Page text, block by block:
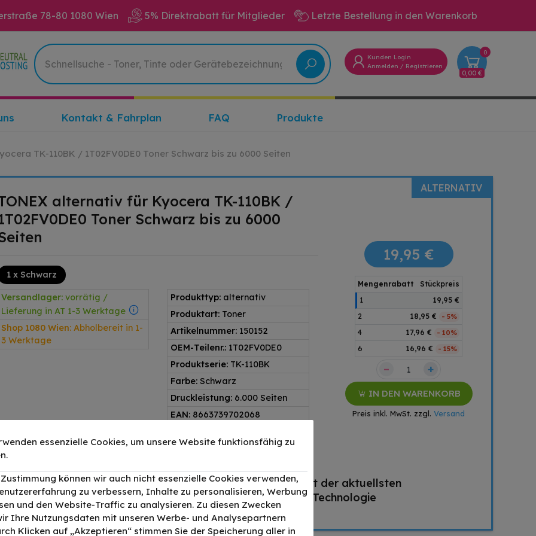
78-80 1080 Wien 5% Direktrabatt für Mitglieder Letzte Bestellung in den Warenkorb
Kunden Login
Anmelden / Registrieren
0
0,00 €
Kontakt & Fahrplan FAQ Produkte
TK-110BK / 1T02FV0DE0 Toner Schwarz bis zu 6000 Seiten
ALTERNATIV
alternativ für Kyocera TK-110BK /
Toner Schwarz bis zu 6000
1 x Schwarz
Versandlager: vorrätig /
Lieferung in AT 1-3 Werktage
Shop 1080 Wien: Abholbereit in 1-
3 Werktage
Produkttyp: alternativ
Produktart: Toner
Artikelnummer: 150152
OEM-Teilenr.: 1T02FV0DE0
Produktserie: TK-110BK
Farbe: Schwarz
Druckleistung: 6.000 Seiten
EAN: 8663739702068
19,95 €
Mengenrabatt
Stückpreis
1
19,95 €
2
18,95 € - 5%
4 17,96 € - 10%
6 16,96 € - 15%
– +
IN DEN WARENKORB
Preis inkl. MwSt. zzgl.Versand
Produziert nach
ISO 9001 & ISO 14001
5 Jahre Tonerexpert
Garantie
Mit der aktuellsten
Chip Technologie
essenzielle Cookies, um unsere Website funktionsfähig zu
können wir auch nicht essenzielle Cookies verwenden,
zu verbessern, Inhalte zu personalisieren, Werbung
und den Website-Traffic zu analysieren. Zu diesen Zwecken
Ihre Nutzungsdaten mit unseren Werbe- und Analysepartnern
Klicken auf „Akzeptieren“ stimmen Sie der Speicherung aller in